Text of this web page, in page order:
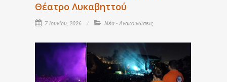
Θέατρο Λυκαβηττού
7 Ιουνίου, 2026 Νέα - Ανακοινώσεις